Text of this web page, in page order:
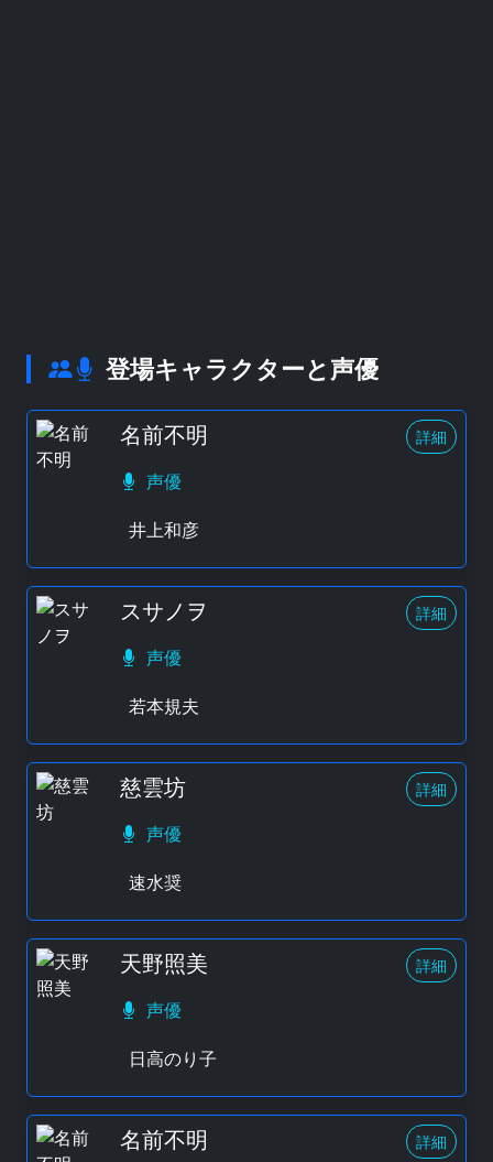
登場キャラクターと声優
名前不明 詳細
声優
井上和彦
スサノヲ 詳細
声優
若本規夫
慈雲坊 詳細
声優
速水奨
天野照美 詳細
声優
日高のり子
名前不明 詳細